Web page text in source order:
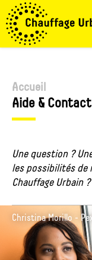
Aller à la
Accueil
Aide & Contact
Une question ?
les possibilités de
Chauffage Urbain
Christina Morillo -